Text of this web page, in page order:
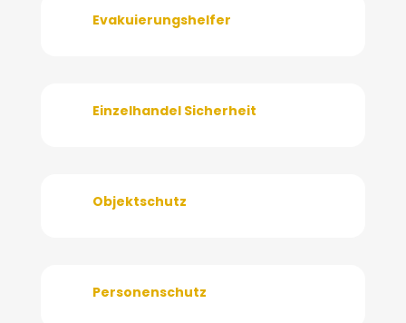
Evakuierungshelfer
Einzelhandel Sicherheit
Objektschutz
Personenschutz